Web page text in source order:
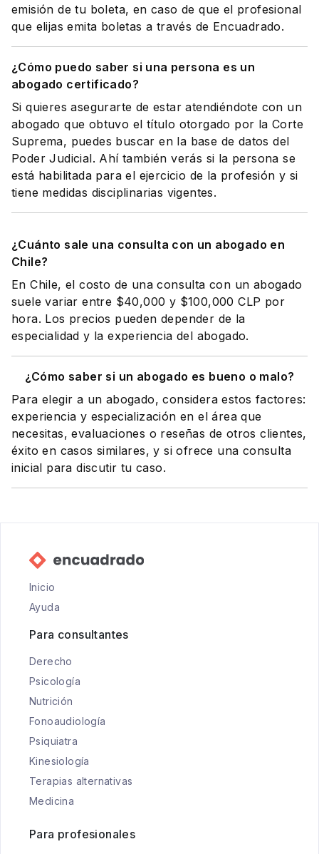
emisión de tu boleta, en caso de que el profesional
que elijas emita boletas a través de Encuadrado.
¿Cómo puedo saber si una persona es un
abogado certificado?
Si quieres asegurarte de estar atendiéndote con un
abogado que obtuvo el título otorgado por la Corte
Suprema, puedes buscar en la base de datos del
Poder Judicial. Ahí también verás si la persona se
está habilitada para el ejercicio de la profesión y si
tiene medidas disciplinarias vigentes.
¿Cuánto sale una consulta con un abogado en
Chile?
En Chile, el costo de una consulta con un abogado
suele variar entre $40,000 y $100,000 CLP por
hora. Los precios pueden depender de la
especialidad y la experiencia del abogado.
¿Cómo saber si un abogado es bueno o malo?
Para elegir a un abogado, considera estos factores:
experiencia y especialización en el área que
necesitas, evaluaciones o reseñas de otros clientes,
éxito en casos similares, y si ofrece una consulta
inicial para discutir tu caso.
Inicio
Ayuda
Para consultantes
Derecho
Psicología
Nutrición
Fonoaudiología
Psiquiatra
Kinesiología
Terapias alternativas
Medicina
Para profesionales